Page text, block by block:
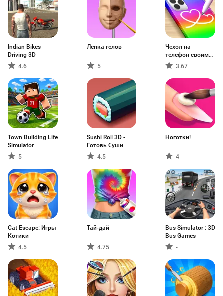
Indian Bikes
Driving 3D
4.6
Лепка голов
5
Чехол на
телефон своими
руками
3.67
Town Building Life
Simulator
5
Sushi Roll 3D -
Готовь Суши
4.5
Ноготки!
4
Cat Escape: Игры
Котики
4.5
Тай-дай
4.75
Bus Simulator : 3D
Bus Games
-